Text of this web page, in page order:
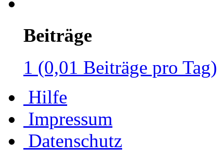
Beiträge
1 (0,01 Beiträge pro Tag)
Hilfe
Impressum
Datenschutz